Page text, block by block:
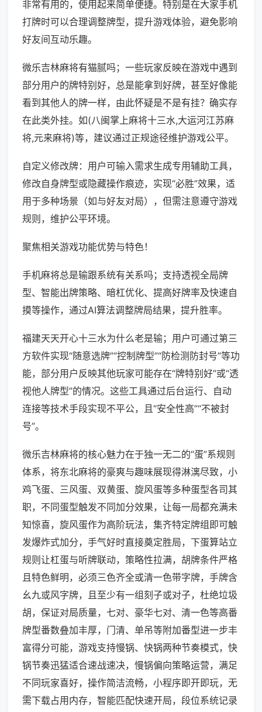
非常有用的，使用起来简单便捷。特别是在大家手机
打牌时可以合理调整牌型，提升游戏体验，避免影响
好友间互动乐趣。
微乐吉林麻将有猫腻吗；一些玩家反映在游戏中遇到
部分用户的牌特别好，总是能拿到好牌，甚至好像能
看到其他人的牌一样，由此怀疑是不是有挂？确实存
在此类外挂。如(八闽掌上麻将十三水,大运河江苏麻
将,元来麻将)等，建议通过正规途径维护游戏公平。
自定义修改牌：用户可输入需求生成专用辅助工具，
修改自身牌型或隐藏操作痕迹，实现“必胜”效果，适
用于多种场景（如与好友对局），但需注意遵守游戏
规则，维护公平环境。
聚焦相关游戏功能优势与特色！
手机麻将总是输跟系统有关系吗；支持透视全局牌
型、智能出牌策略、暗杠优化、提高好牌率及快速自
摸等操作，通过AI算法调整牌局结果，提升胜率。
福建天天开心十三水为什么老是输；用户可通过第三
方软件实现“随意选牌”“控制牌型”“防检测防封号”等功
能，部分用户反映其他玩家可能存在“牌特别好”或“透
视他人牌型”的情况。这些工具通过后台运行、自动
连接等技术手段实现不平公，且“安全性高”“不被封
号”。
微乐吉林麻将的核心魅力在于独一无二的“蛋”系规则
体系，将东北麻将的豪爽与趣味展现得淋漓尽致，小
鸡飞蛋、三风蛋、双黄蛋、旋风蛋等多种蛋型各司其
职，不同蛋型触发不同加分效果，让每一局都充满未
知惊喜，旋风蛋作为高阶玩法，集齐特定牌组即可触
发爆炸式加分，手气好时直接奠定胜局，下蛋算站立
规则让杠蛋与听牌联动，策略性拉满，胡牌条件严格
且特色鲜明，必须三色齐全或清一色带字牌，手牌含
幺九或风字牌，且至少有一组刻子或对子，杜绝垃圾
胡，保证对局质量，七对、豪华七对、清一色等高番
牌型番数叠加丰厚，门清、单吊等附加番型进一步丰
富得分可能，游戏支持慢锅、快锅两种节奏模式，快
锅节奏迅猛适合速战速决，慢锅偏向策略运营，满足
不同玩家喜好，操作简洁流畅，小程序即开即玩，无
需下载占用内存，智能匹配快速开局，段位系统记录